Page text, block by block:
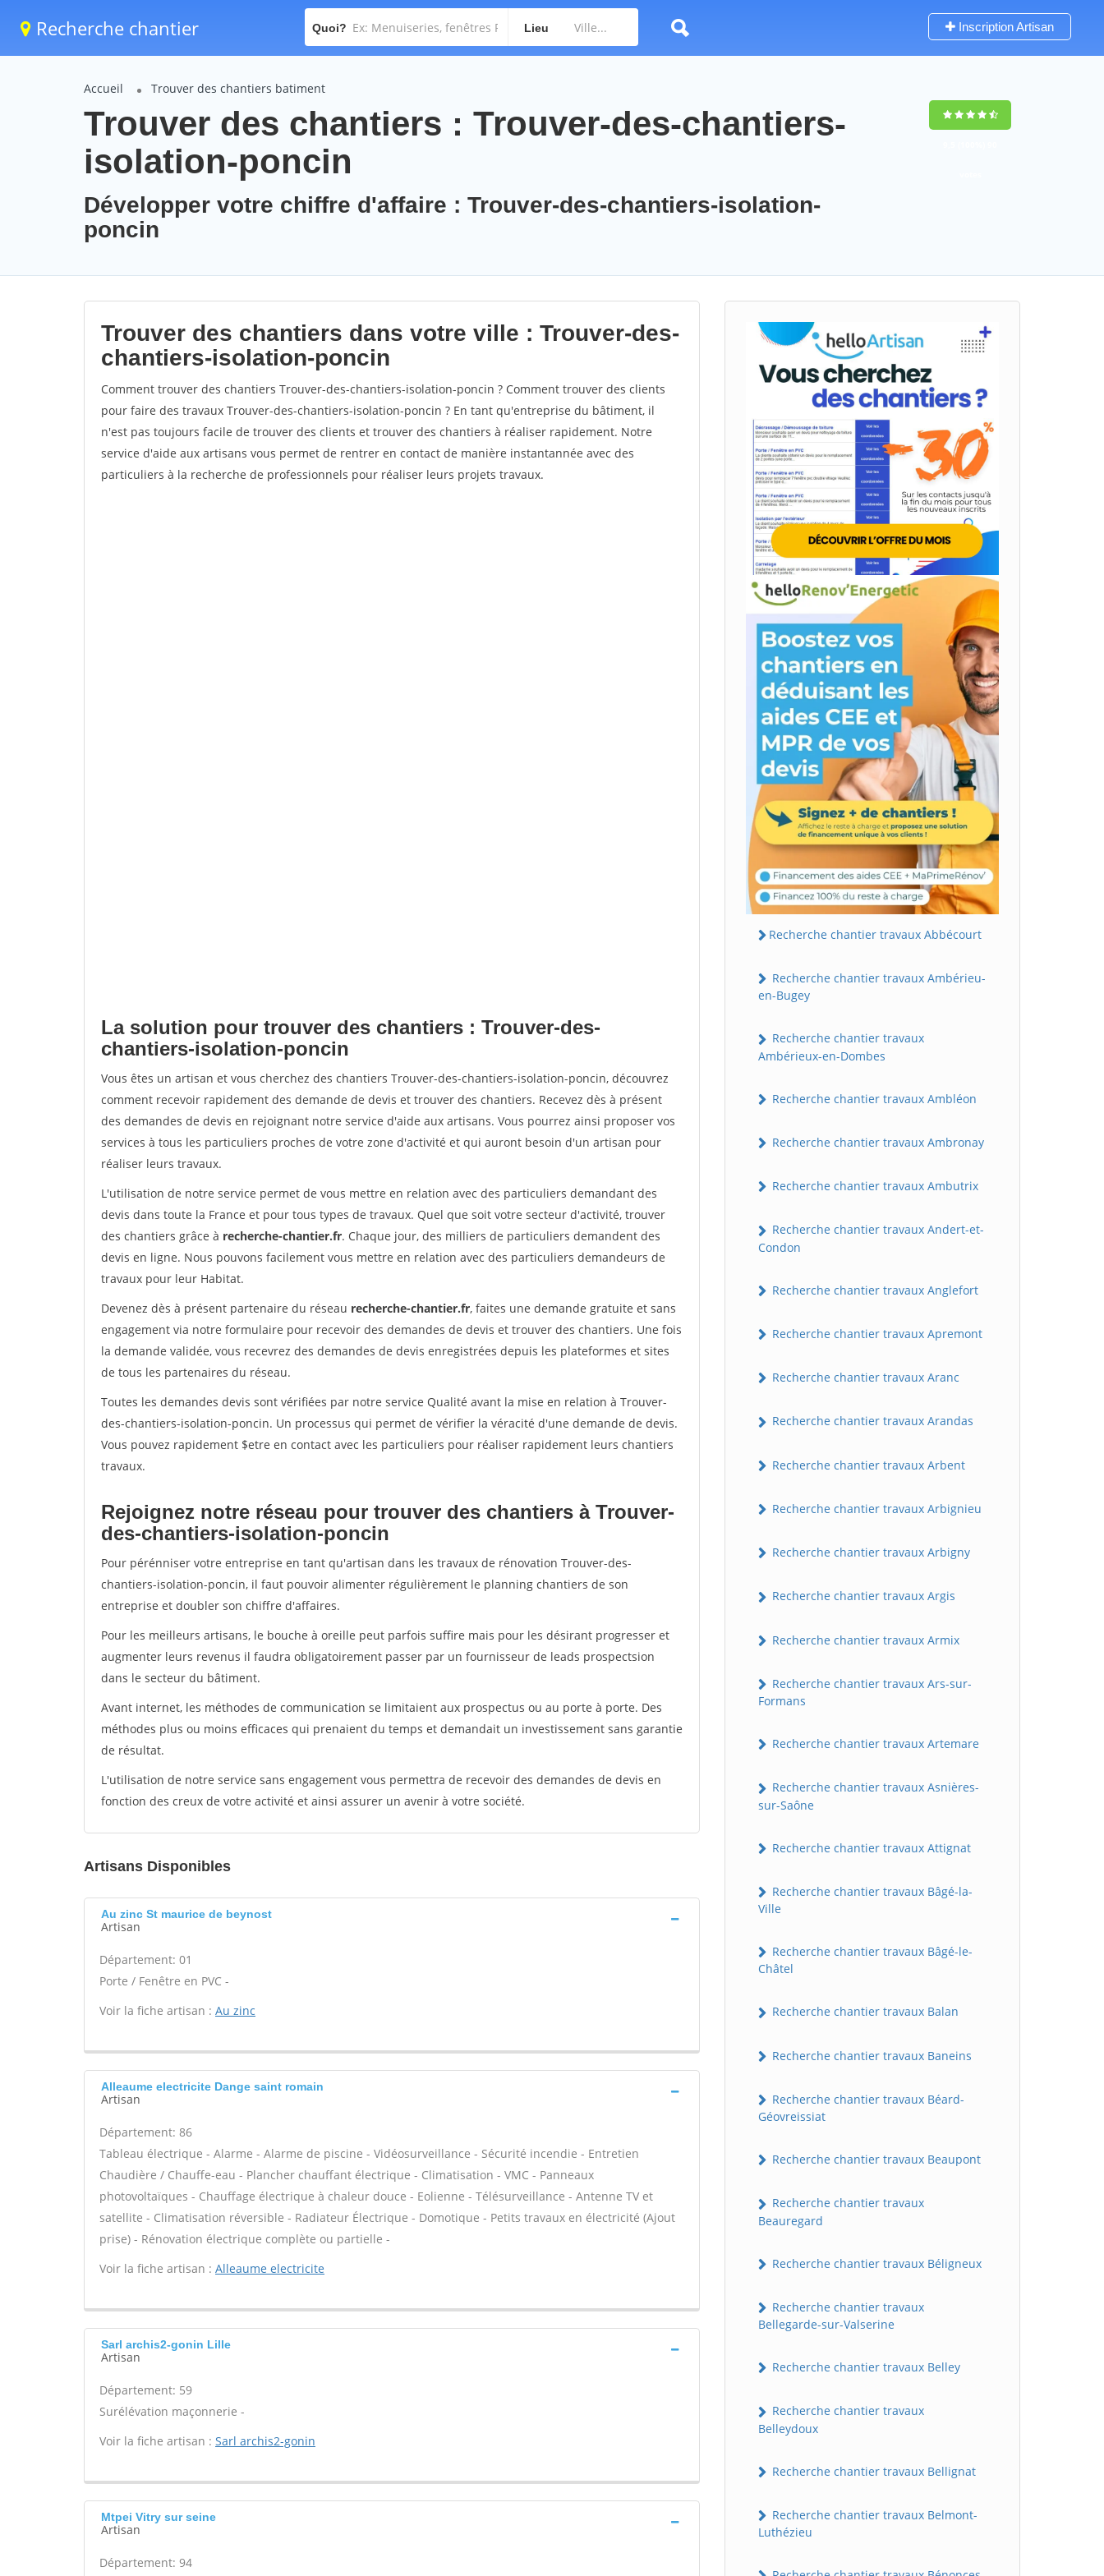
Recherche chantier Quoi? Lieu Inscription Artisan
Accueil Trouver des chantiers batiment
Trouver des chantiers : Trouver-des-chantiers-
isolation-poncin
Développer votre chiffre d'affaire : Trouver-des-chantiers-isolation-
poncin
Trouver des chantiers dans votre ville : Trouver-des-
chantiers-isolation-poncin
Comment trouver des chantiers Trouver-des-chantiers-isolation-poncin ? Comment trouver des clients
pour faire des travaux Trouver-des-chantiers-isolation-poncin ? En tant qu'entreprise du bâtiment, il
n'est pas toujours facile de trouver des clients et trouver des chantiers à réaliser rapidement. Notre
service d'aide aux artisans vous permet de rentrer en contact de manière instantannée avec des
particuliers à la recherche de professionnels pour réaliser leurs projets travaux.
La solution pour trouver des chantiers : Trouver-des-
chantiers-isolation-poncin
Vous êtes un artisan et vous cherchez des chantiers Trouver-des-chantiers-isolation-poncin, découvrez
comment recevoir rapidement des demande de devis et trouver des chantiers. Recevez dès à présent
des demandes de devis en rejoignant notre service d'aide aux artisans. Vous pourrez ainsi proposer vos
services à tous les particuliers proches de votre zone d'activité et qui auront besoin d'un artisan pour
réaliser leurs travaux.
L'utilisation de notre service permet de vous mettre en relation avec des particuliers demandant des
devis dans toute la France et pour tous types de travaux. Quel que soit votre secteur d'activité, trouver
des chantiers grâce à recherche-chantier.fr. Chaque jour, des milliers de particuliers demandent des
devis en ligne. Nous pouvons facilement vous mettre en relation avec des particuliers demandeurs de
travaux pour leur Habitat.
Devenez dès à présent partenaire du réseau recherche-chantier.fr, faites une demande gratuite et sans
engagement via notre formulaire pour recevoir des demandes de devis et trouver des chantiers. Une fois
la demande validée, vous recevrez des demandes de devis enregistrées depuis les plateformes et sites
de tous les partenaires du réseau.
Toutes les demandes devis sont vérifiées par notre service Qualité avant la mise en relation à Trouver-
des-chantiers-isolation-poncin. Un processus qui permet de vérifier la véracité d'une demande de devis.
Vous pouvez rapidement $etre en contact avec les particuliers pour réaliser rapidement leurs chantiers
travaux.
Rejoignez notre réseau pour trouver des chantiers à Trouver-
des-chantiers-isolation-poncin
Pour pérénniser votre entreprise en tant qu'artisan dans les travaux de rénovation Trouver-des-
chantiers-isolation-poncin, il faut pouvoir alimenter régulièrement le planning chantiers de son
entreprise et doubler son chiffre d'affaires.
Pour les meilleurs artisans, le bouche à oreille peut parfois suffire mais pour les désirant progresser et
augmenter leurs revenus il faudra obligatoirement passer par un fournisseur de leads prospectsion
dans le secteur du bâtiment.
Avant internet, les méthodes de communication se limitaient aux prospectus ou au porte à porte. Des
méthodes plus ou moins efficaces qui prenaient du temps et demandait un investissement sans garantie
de résultat.
L'utilisation de notre service sans engagement vous permettra de recevoir des demandes de devis en
fonction des creux de votre activité et ainsi assurer un avenir à votre société.
Artisans Disponibles
Au zinc St maurice de beynost
Artisan
Département: 01
Porte / Fenêtre en PVC -
Voir la fiche artisan : Au zinc
Alleaume electricite Dange saint romain
Artisan
Département: 86
Tableau électrique - Alarme - Alarme de piscine - Vidéosurveillance - Sécurité incendie - Entretien
Chaudière / Chauffe-eau - Plancher chauffant électrique - Climatisation - VMC - Panneaux
photovoltaïques - Chauffage électrique à chaleur douce - Eolienne - Télésurveillance - Antenne TV et
satellite - Climatisation réversible - Radiateur Électrique - Domotique - Petits travaux en électricité (Ajout
prise) - Rénovation électrique complète ou partielle -
Voir la fiche artisan : Alleaume electricite
Sarl archis2-gonin Lille
Artisan
Département: 59
Surélévation maçonnerie -
Voir la fiche artisan : Sarl archis2-gonin
Mtpei Vitry sur seine
Artisan
Département: 94
Recherche chantier travaux Abbécourt
Recherche chantier travaux Ambérieu-
en-Bugey
Recherche chantier travaux
Ambérieux-en-Dombes
Recherche chantier travaux Ambléon
Recherche chantier travaux Ambronay
Recherche chantier travaux Ambutrix
Recherche chantier travaux Andert-et-
Condon
Recherche chantier travaux Anglefort
Recherche chantier travaux Apremont
Recherche chantier travaux Aranc
Recherche chantier travaux Arandas
Recherche chantier travaux Arbent
Recherche chantier travaux Arbignieu
Recherche chantier travaux Arbigny
Recherche chantier travaux Argis
Recherche chantier travaux Armix
Recherche chantier travaux Ars-sur-
Formans
Recherche chantier travaux Artemare
Recherche chantier travaux Asnières-
sur-Saône
Recherche chantier travaux Attignat
Recherche chantier travaux Bâgé-la-
Ville
Recherche chantier travaux Bâgé-le-
Châtel
Recherche chantier travaux Balan
Recherche chantier travaux Baneins
Recherche chantier travaux Béard-
Géovreissiat
Recherche chantier travaux Beaupont
Recherche chantier travaux
Beauregard
Recherche chantier travaux Béligneux
Recherche chantier travaux
Bellegarde-sur-Valserine
Recherche chantier travaux Belley
Recherche chantier travaux
Belleydoux
Recherche chantier travaux Bellignat
Recherche chantier travaux Belmont-
Luthézieu